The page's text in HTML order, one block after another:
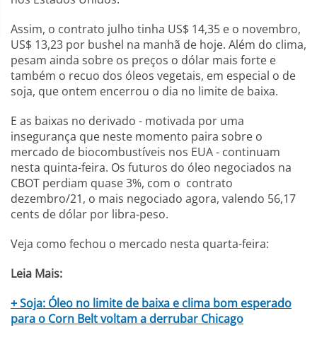
Assim, o contrato julho tinha US$ 14,35 e o novembro,
US$ 13,23 por bushel na manhã de hoje. Além do clima,
pesam ainda sobre os preços o dólar mais forte e
também o recuo dos óleos vegetais, em especial o de
soja, que ontem encerrou o dia no limite de baixa.
E as baixas no derivado - motivada por uma
insegurança que neste momento paira sobre o
mercado de biocombustíveis nos EUA - continuam
nesta quinta-feira. Os futuros do óleo negociados na
CBOT perdiam quase 3%, com o contrato
dezembro/21, o mais negociado agora, valendo 56,17
cents de dólar por libra-peso.
Veja como fechou o mercado nesta quarta-feira:
Leia Mais:
+ Soja: Óleo no limite de baixa e clima bom esperado
para o Corn Belt voltam a derrubar Chicago